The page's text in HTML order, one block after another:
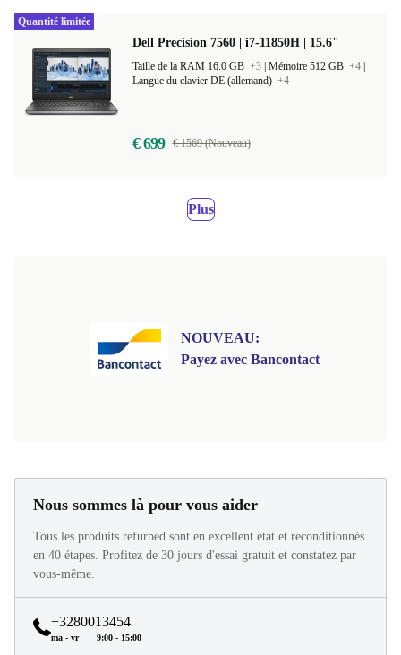
Dell Precision 7560 | i7-11850H | 15.6"
Taille de la RAM 16.0 GB +3 Mémoire 512 GB +4
Langue du clavier DE (allemand) +4
€ 699 € 1569 (Nouveau)
Quantité limitée
Plus
NOUVEAU:
Payez avec Bancontact
Nous sommes là pour vous aider
Tous les produits refurbed sont en excellent état et reconditionnés
en 40 étapes. Profitez de 30 jours d'essai gratuit et constatez par
vous-même.
+3280013454
ma - vr 9:00 - 15:00